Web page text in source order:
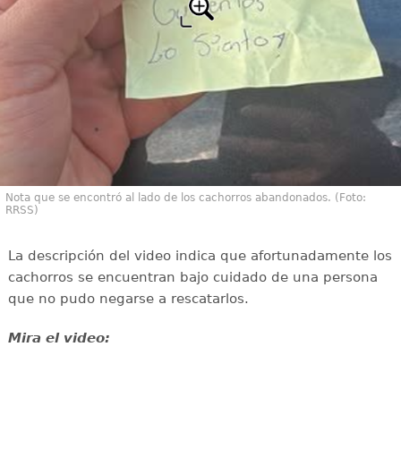
Nota que se encontró al lado de los cachorros abandonados. (Foto:
RRSS)
La descripción del video indica que afortunadamente los
cachorros se encuentran bajo cuidado de una persona
que no pudo negarse a rescatarlos.
Mira el video: